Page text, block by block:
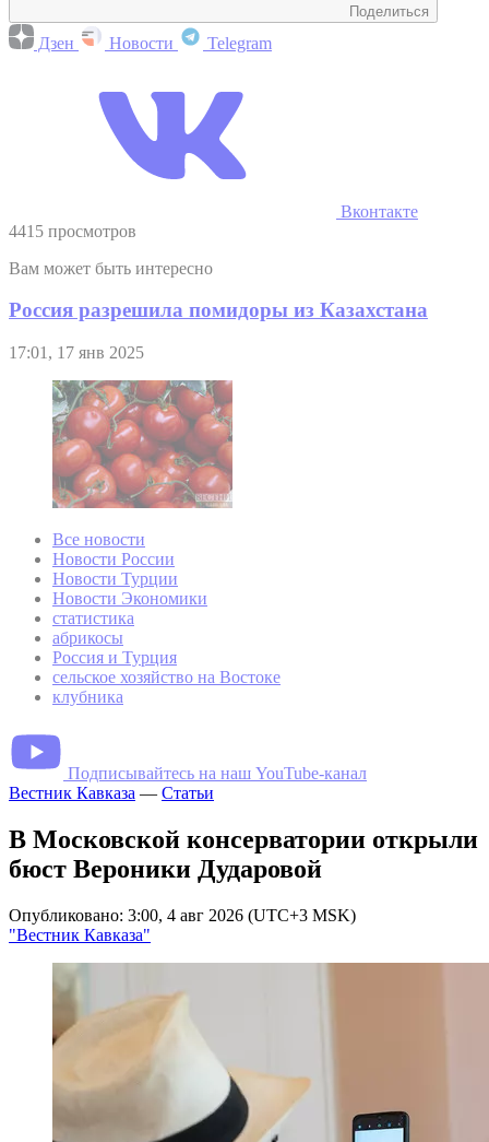
Поделиться
Дзен Новости Telegram
Вконтакте
4415 просмотров
Вам может быть интересно
Россия разрешила помидоры из Казахстана
17:01, 17 янв 2025
Все новости
Новости России
Новости Турции
Новости Экономики
статистика
абрикосы
Россия и Турция
сельское хозяйство на Востоке
клубника
Подписывайтесь на наш YouTube-канал
Вестник Кавказа — Статьи
В Московской консерватории открыли
бюст Вероники Дударовой
Опубликовано: 3:00, 4 авг 2026 (UTC+3 MSK)
"Вестник Кавказа"